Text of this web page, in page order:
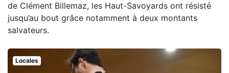
de Clément Billemaz, les Haut-Savoyards ont résisté
jusqu’au bout grâce notamment à deux montants
salvateurs.
Locales